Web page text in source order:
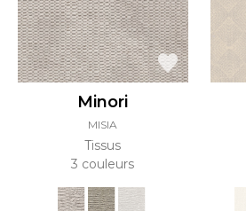
Minori
MISIA
Tissus
3 couleurs